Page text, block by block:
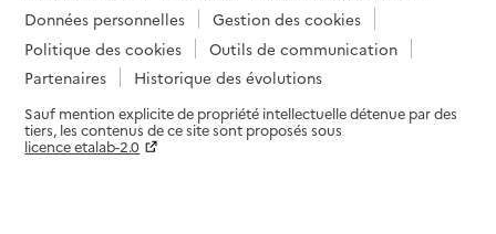
Données personnelles
Gestion des cookies
Politique des cookies
Outils de communication
Partenaires
Historique des évolutions
Sauf mention explicite de propriété intellectuelle détenue par des
tiers, les contenus de ce site sont proposés sous
licence etalab-2.0